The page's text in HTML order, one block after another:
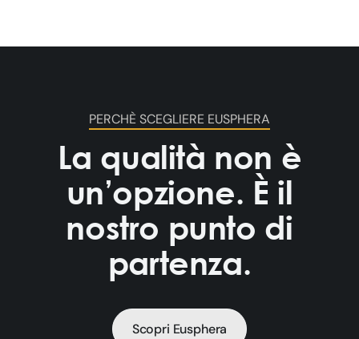
PERCHÈ SCEGLIERE EUSPHERA
La qualità non è
un’opzione. È il
nostro punto di
partenza.
Scopri Eusphera